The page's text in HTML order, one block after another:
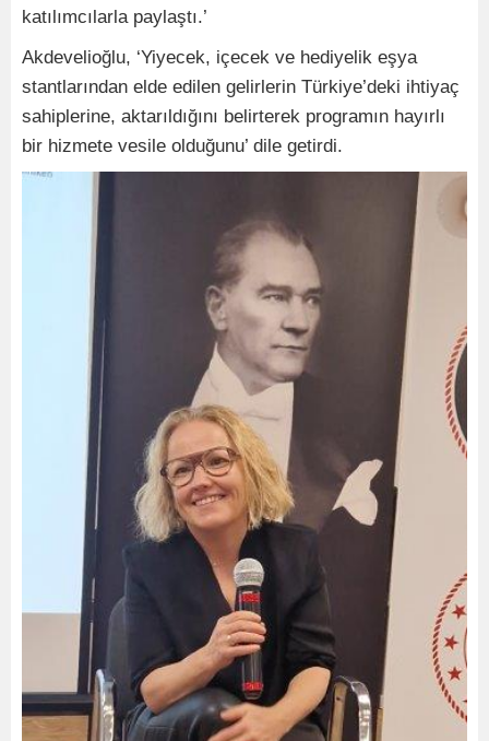
katılımcılarla paylaştı.’
Akdevelioğlu, ‘Yiyecek, içecek ve hediyelik eşya
stantlarından elde edilen gelirlerin Türkiye’deki ihtiyaç
sahiplerine, aktarıldığını belirterek programın hayırlı
bir hizmete vesile olduğunu’ dile getirdi.